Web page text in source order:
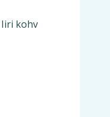
Iiri kohv